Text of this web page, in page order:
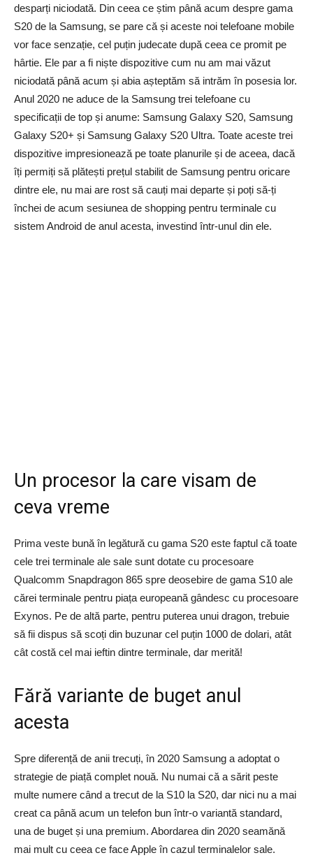
desparți niciodată. Din ceea ce știm până acum despre gama
S20 de la Samsung, se pare că și aceste noi telefoane mobile
vor face senzație, cel puțin judecate după ceea ce promit pe
hârtie. Ele par a fi niște dispozitive cum nu am mai văzut
niciodată până acum și abia așteptăm să intrăm în posesia lor.
Anul 2020 ne aduce de la Samsung trei telefoane cu
specificații de top și anume: Samsung Galaxy S20, Samsung
Galaxy S20+ și Samsung Galaxy S20 Ultra. Toate aceste trei
dispozitive impresionează pe toate planurile și de aceea, dacă
îți permiți să plătești prețul stabilit de Samsung pentru oricare
dintre ele, nu mai are rost să cauți mai departe și poți să-ți
închei de acum sesiunea de shopping pentru terminale cu
sistem Android de anul acesta, investind într-unul din ele.
Un procesor la care visam de
ceva vreme
Prima veste bună în legătură cu gama S20 este faptul că toate
cele trei terminale ale sale sunt dotate cu procesoare
Qualcomm Snapdragon 865 spre deosebire de gama S10 ale
cărei terminale pentru piața europeană gândesc cu procesoare
Exynos. Pe de altă parte, pentru puterea unui dragon, trebuie
să fii dispus să scoți din buzunar cel puțin 1000 de dolari, atât
cât costă cel mai ieftin dintre terminale, dar merită!
Fără variante de buget anul
acesta
Spre diferență de anii trecuți, în 2020 Samsung a adoptat o
strategie de piață complet nouă. Nu numai că a sărit peste
multe numere când a trecut de la S10 la S20, dar nici nu a mai
creat ca până acum un telefon bun într-o variantă standard,
una de buget și una premium. Abordarea din 2020 seamănă
mai mult cu ceea ce face Apple în cazul terminalelor sale.